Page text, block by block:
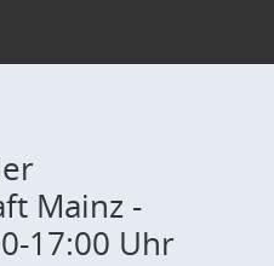
Mainz -
17:00 Uhr